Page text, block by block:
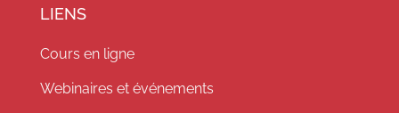
LIENS
Cours en ligne
Webinaires et événements